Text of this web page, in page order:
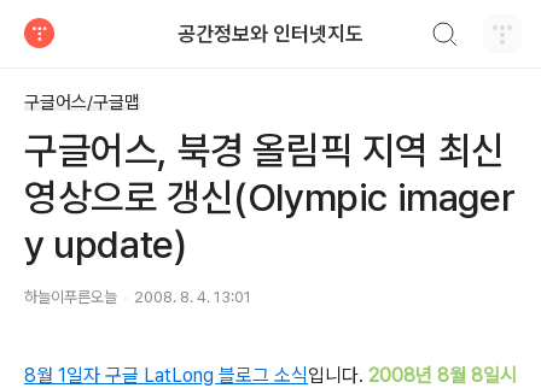
공간정보와 인터넷지도
구글어스/구글맵
구글어스, 북경 올림픽 지역 최신
영상으로 갱신(Olympic imager
y update)
하늘이푸른오늘 2008. 8. 4. 13:01
8월 1일자 구글 LatLong 블로그 소식입니다. 2008년 8월 8일시